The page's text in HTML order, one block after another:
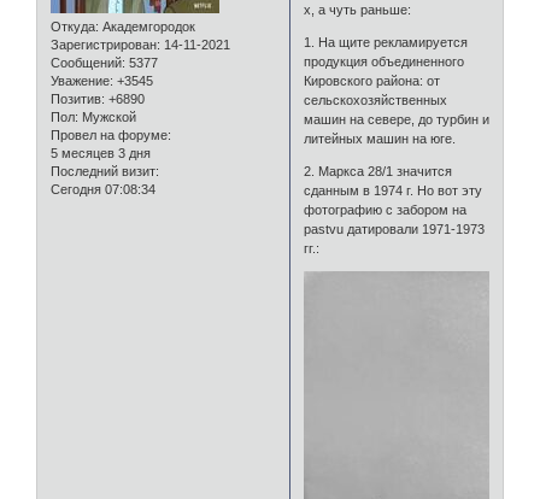
Откуда: Академгородок
Зарегистрирован: 14-11-2021
Сообщений: 5377
Уважение: +3545
Позитив: +6890
Пол: Мужской
Провел на форуме:
5 месяцев 3 дня
Последний визит:
Сегодня 07:08:34
х, а чуть раньше:
1. На щите рекламируется
продукция объединенного
Кировского района: от
сельскохозяйственных
машин на севере, до турбин и
литейных машин на юге.
2. Маркса 28/1 значится
сданным в 1974 г. Но вот эту
фотографию с забором на
pastvu датировали 1971-1973
гг.: